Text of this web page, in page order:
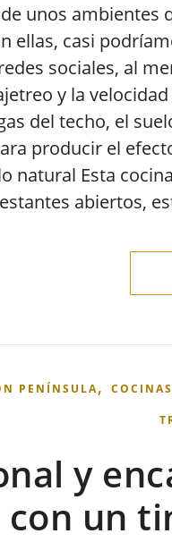
unos ambientes
ellas, casi
sociales, al
y la
del techo, el
producir el
natural Esta
abiertos,
PENÍNSULA,
y
con un